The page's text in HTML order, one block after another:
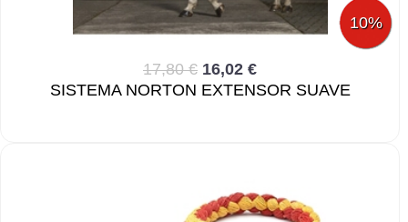
10%
17,80 € 16,02 €
SISTEMA NORTON EXTENSOR SUAVE